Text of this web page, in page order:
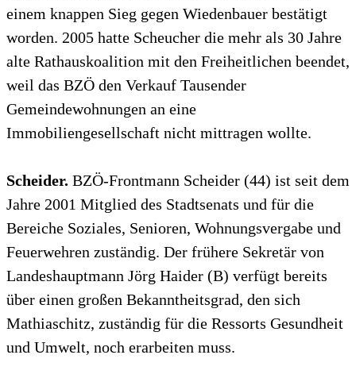
einem knappen Sieg gegen Wiedenbauer bestätigt
worden. 2005 hatte Scheucher die mehr als 30 Jahre
alte Rathauskoalition mit den Freiheitlichen beendet,
weil das BZÖ den Verkauf Tausender
Gemeindewohnungen an eine
Immobiliengesellschaft nicht mittragen wollte.
Scheider. BZÖ-Frontmann Scheider (44) ist seit dem
Jahre 2001 Mitglied des Stadtsenats und für die
Bereiche Soziales, Senioren, Wohnungsvergabe und
Feuerwehren zuständig. Der frühere Sekretär von
Landeshauptmann Jörg Haider (B) verfügt bereits
über einen großen Bekanntheitsgrad, den sich
Mathiaschitz, zuständig für die Ressorts Gesundheit
und Umwelt, noch erarbeiten muss.